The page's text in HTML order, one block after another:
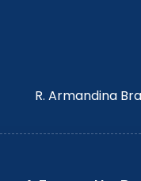
R. Armandina